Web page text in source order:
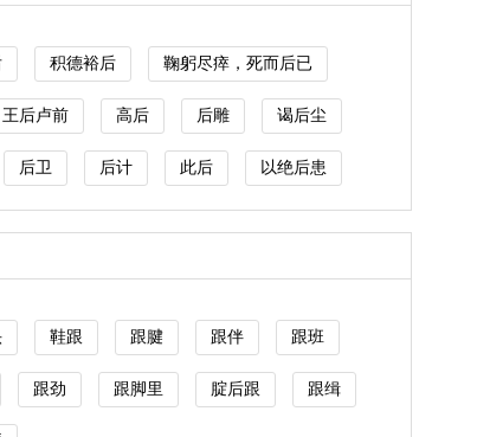
积德裕后 鞠躬尽瘁，死而后已
王后卢前 高后 后雕 谒后尘
后卫 后计 此后 以绝后患
鞋跟 跟腱 跟伴 跟班
跟劲 跟脚里 腚后跟 跟缉